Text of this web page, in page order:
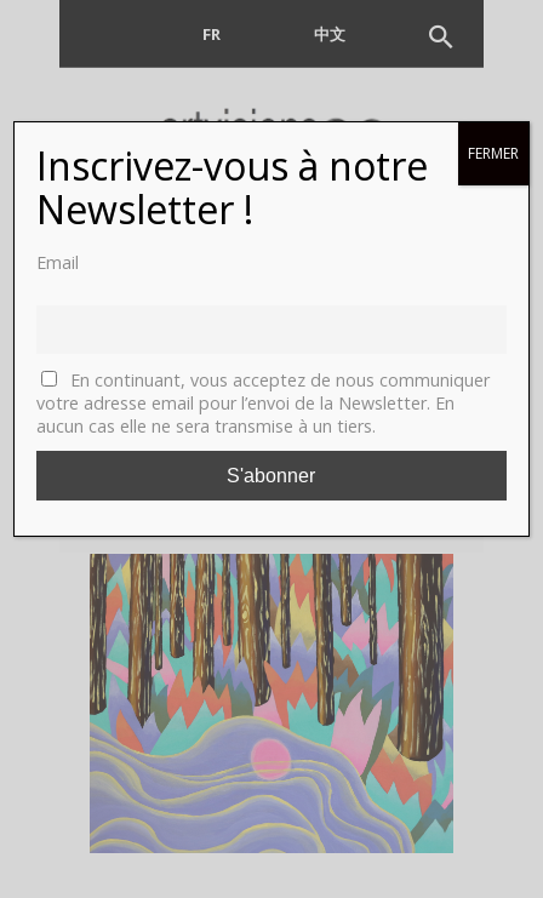
FR 中文
ARTVISIONS
Inscrivez-vous à notre
Newsletter !
Email
En continuant, vous acceptez de nous communiquer
votre adresse email pour l’envoi de la Newsletter. En
aucun cas elle ne sera transmise à un tiers.
FERMER